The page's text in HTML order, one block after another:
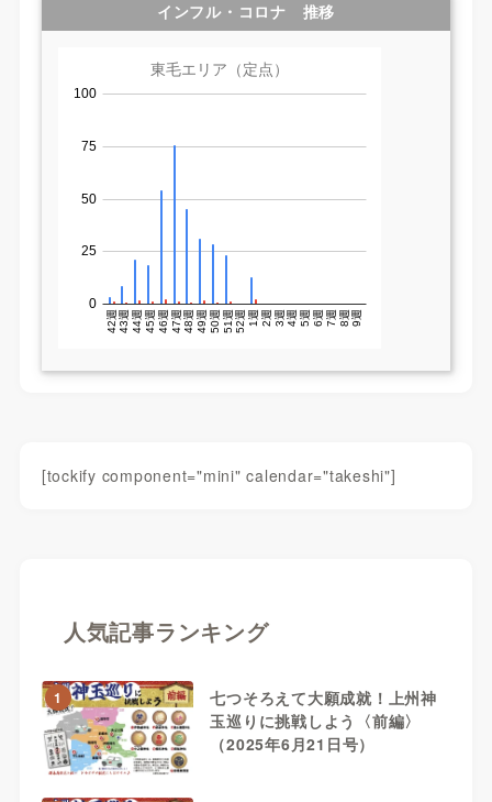
インフル・コロナ 推移
[tockify component="mini" calendar="takeshi"]
人気記事ランキング
1
七つそろえて大願成就！上州神
玉巡りに挑戦しよう〈前編〉
（2025年6月21日号）